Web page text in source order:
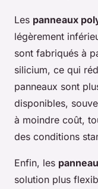
Les panneaux
légèrement
sont fabriqués à
silicium, ce qui
panneaux sont
disponibles,
à moindre coût,
des conditions
Enfin, les
solution plus